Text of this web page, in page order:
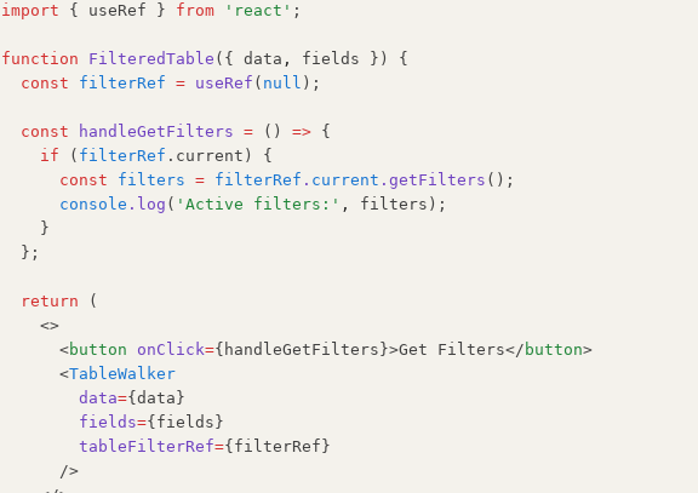
import { useRef } from 'react' ;
function FilteredTable ({ data ,
fields }) {
const
filterRef = useRef ( null );
const handleGetFilters = () => {
if ( filterRef .current) {
const
filters = filterRef . current .getFilters ();
console .log ( 'Active filters:' ,
filters);
    }
  };
return (
    <>
      <
button onClick={handleGetFilters}>Get Filters</ button>
      <
TableWalker
data={data}
fields={fields}
tableFilterRef={filterRef}
      />